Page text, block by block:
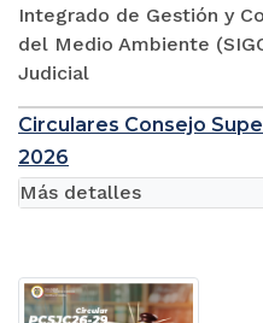
Integrado de Gestión y
del Medio Ambiente
Judicial
Circulares Consejo
2026
Más detalles